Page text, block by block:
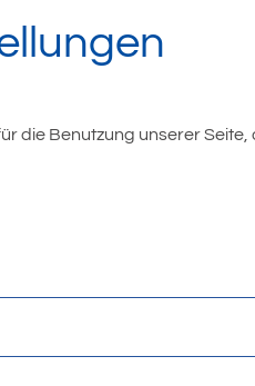
der Hochwasserlage.
die Benutzung unserer